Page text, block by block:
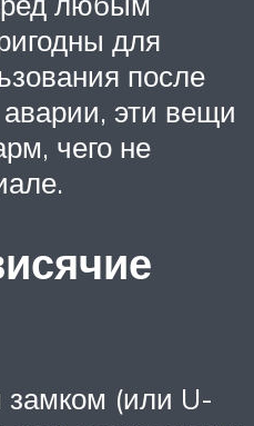
для
после
эти вещи
чего не
(или U-